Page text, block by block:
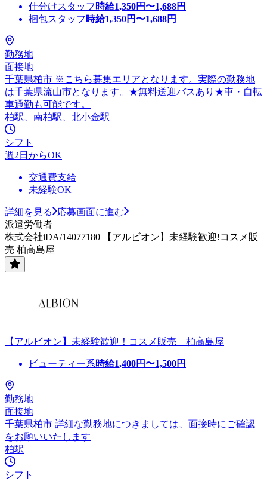
仕分けスタッフ 時給1,350円〜1,688円
梱包スタッフ 時給1,350円〜1,688円
勤務地
面接地
千葉県柏市 ※こちら募集エリアとなります。実際の勤務地
は千葉県流山市となります。★無料送迎バスあり★車・自転
車通勤も可能です。
柏駅、南柏駅、北小金駅
シフト
週2日からOK
交通費支給
未経験OK
詳細を見る
応募画面に進む
派遣労働者
株式会社iDA/14077180 【アルビオン】未経験歓迎!コスメ販
売 柏高島屋
【アルビオン】未経験歓迎！コスメ販売 柏高島屋
ビューティー系時給1,400円〜1,500円
勤務地
面接地
千葉県柏市 詳細な勤務地につきましては、面接時にご確認
をお願いいたします
柏駅
シフト